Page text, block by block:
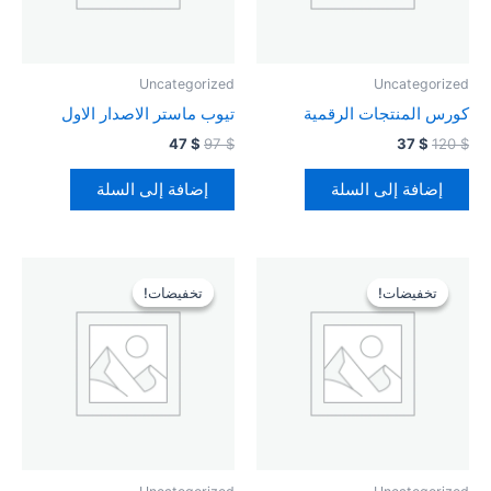
Uncategorized
كورس المنتجات الرقمية
120$
37$
إضافة إلى السلة
Uncategorized
تيوب ماستر الاصدار الاول
97$
47$
إضافة إلى السلة
تخفيضات!
تخفيضات!
الأصلي
هو:
الحالي
هو:
67 $.
تخفيضات!
تخفيضات!
الأصلي
هو:
الحالي
هو:
47 $.